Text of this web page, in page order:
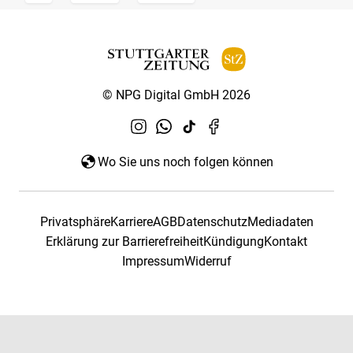
© NPG Digital GmbH 2026
Wo Sie uns noch folgen können
PrivatsphäreKarriereAGBDatenschutzMediadaten
Erklärung zur BarrierefreiheitKündigungKontakt
ImpressumWiderruf